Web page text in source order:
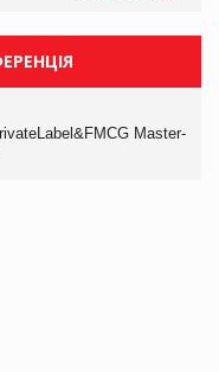
Master-